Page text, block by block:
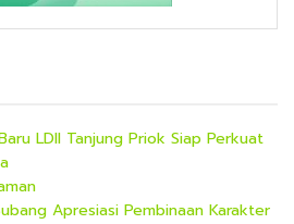
LDII Tanjung Priok Siap Perkuat
Apresiasi Pembinaan Karakter